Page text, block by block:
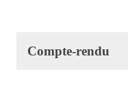
Compte-rendu